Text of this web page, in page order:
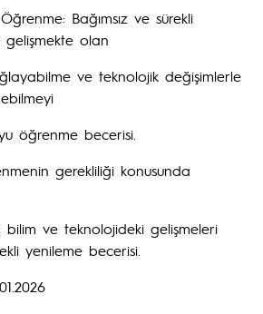
Bağımsız ve sürekli
olan
ve teknolojik değişimlerle
öğrenme becerisi.
gerekliliği konusunda
bilim ve teknolojideki gelişmeleri
yenileme becerisi.